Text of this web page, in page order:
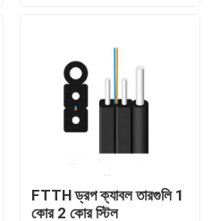
FTTH ড্রপ ক্যাবল তারগুলি 1
কোর 2 কোর স্টিল